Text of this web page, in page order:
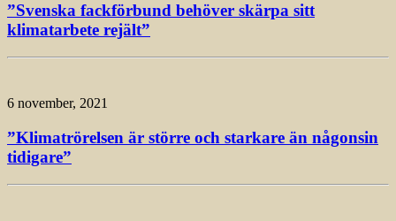
”Svenska fackförbund behöver skärpa sitt
klimatarbete rejält”
6 november, 2021
”Klimatrörelsen är större och starkare än någonsin
tidigare”